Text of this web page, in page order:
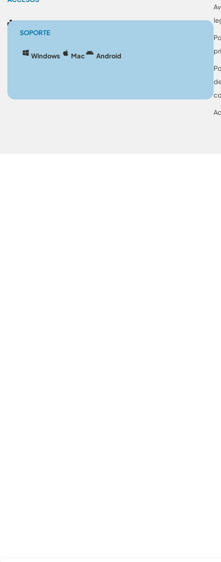
Blog
SOPORTE
Windows Mac Android